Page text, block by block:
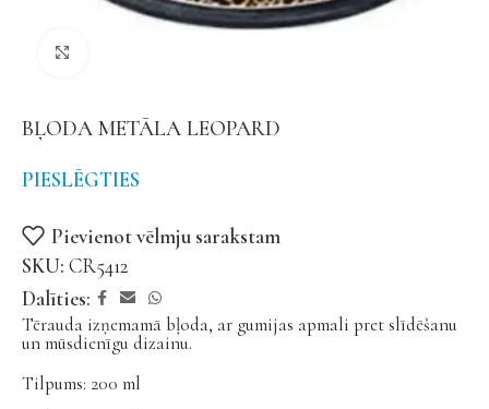
BĻODA METĀLA LEOPARD
PIESLĒGTIES
Pievienot vēlmju sarakstam
SKU: CR5412
Dalīties:
Tērauda izņemamā bļoda, ar gumijas apmali pret slīdēšanu
un mūsdienīgu dizainu.
Tilpums: 200 ml